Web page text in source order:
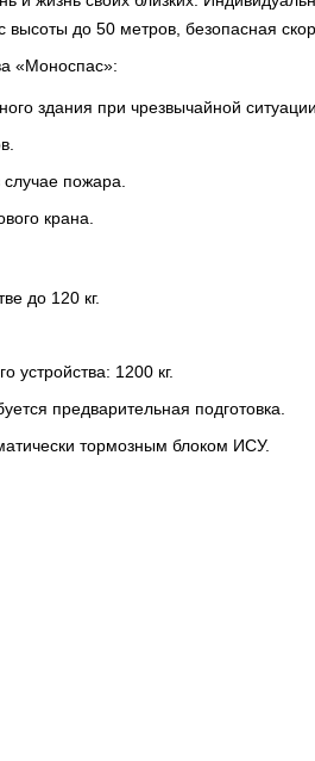
до 50 метров, безопасная
«Моноспас»:
здания при чрезвычайной
пожара.
крана.
до 120 кг.
устройства: 1200 кг.
предварительная подготовка.
тормозным блоком ИСУ.